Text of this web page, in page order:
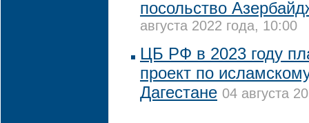
посольство
августа 2022 года, 10:00
ЦБ РФ в 2023 году
проект по
Дагестане 04 августа